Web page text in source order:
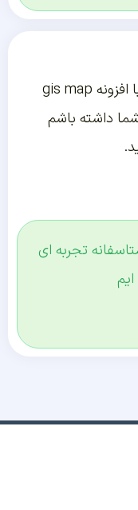
میشه خواهش کنم اگه با افزونه gis map
شما داشته باشم
تجربه ای